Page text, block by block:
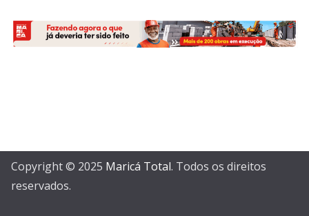
Copyright © 2025 Maricá Total. Todos os direitos
reservados.